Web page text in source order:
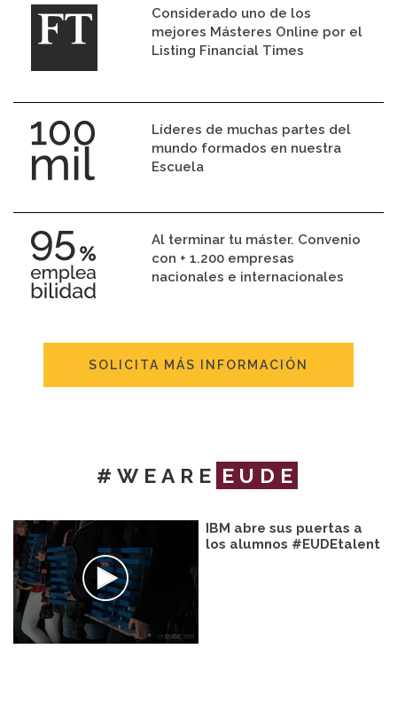
Considerado uno de los
mejores Másteres Online por el
Listing Financial Times
Líderes de muchas partes del
mundo formados en nuestra
Escuela
Al terminar tu máster. Convenio
con + 1.200 empresas
nacionales e internacionales
SOLICITA MÁS INFORMACIÓN
#WEARE EUDE
IBM abre sus puertas a
los alumnos #EUDEtalent